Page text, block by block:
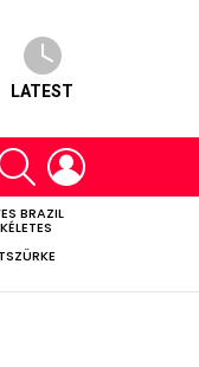
LATEST
SEARCH
BRAZIL